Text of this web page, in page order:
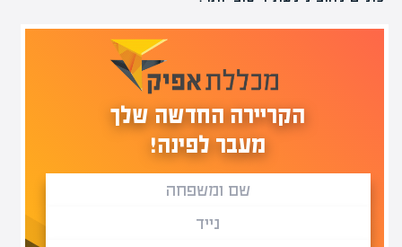
הקריירה החדשה שלך
מעבר לפינה!